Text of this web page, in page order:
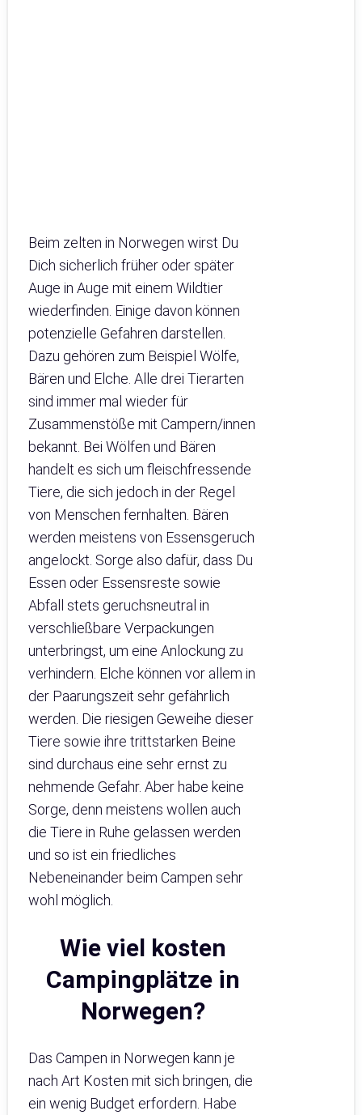
Beim zelten in Norwegen wirst Du
Dich sicherlich früher oder später
Auge in Auge mit einem Wildtier
wiederfinden. Einige davon können
potenzielle Gefahren darstellen.
Dazu gehören zum Beispiel Wölfe,
Bären und Elche. Alle drei Tierarten
sind immer mal wieder für
Zusammenstöße mit Campern/innen
bekannt. Bei Wölfen und Bären
handelt es sich um fleischfressende
Tiere, die sich jedoch in der Regel
von Menschen fernhalten. Bären
werden meistens von Essensgeruch
angelockt. Sorge also dafür, dass Du
Essen oder Essensreste sowie
Abfall stets geruchsneutral in
verschließbare Verpackungen
unterbringst, um eine Anlockung zu
verhindern. Elche können vor allem in
der Paarungszeit sehr gefährlich
werden. Die riesigen Geweihe dieser
Tiere sowie ihre trittstarken Beine
sind durchaus eine sehr ernst zu
nehmende Gefahr. Aber habe keine
Sorge, denn meistens wollen auch
die Tiere in Ruhe gelassen werden
und so ist ein friedliches
Nebeneinander beim Campen sehr
wohl möglich.
Wie viel kosten
Campingplätze in
Norwegen?
Das Campen in Norwegen kann je
nach Art Kosten mit sich bringen, die
ein wenig Budget erfordern. Habe